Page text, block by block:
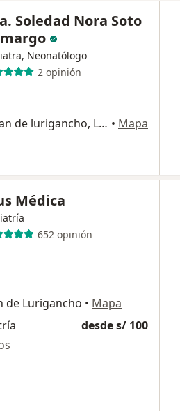
Soledad Nora Soto
Neonatólogo
2 opinión
Jr. el Sillar 178 San Juan de lurigancho, Lima • Mapa
Médica
652 opinión
de Lurigancho • Mapa
desde s/ 100